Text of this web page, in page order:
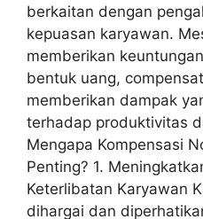
berkaitan dengan
kepuasan karyawan.
memberikan
bentuk uang,
memberikan dampak
terhadap produktivitas
Mengapa Kompensasi
Penting? 1.
Keterlibatan Karyawan
dihargai dan